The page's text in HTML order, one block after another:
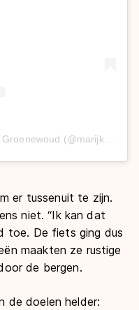
Een bericht gedeeld door Marijke Groenewoud (@marijkegroenewoud_)
er tussenuit te zijn.
niet. “Ik kan dat
toe. De fiets ging dus
maakten ze rustige
de bergen.
de doelen helder: